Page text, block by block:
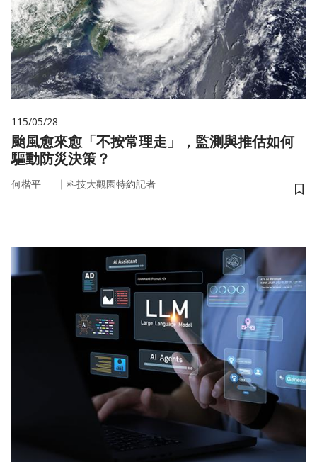
115/05/28
颱風愈來愈「不按常理走」，監測與推估如何
驅動防災決策？
何楷平 ｜ 科技大觀園特約記者
儲